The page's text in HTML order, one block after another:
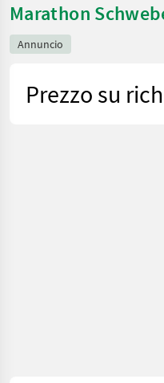
Marathon
Annuncio
Prezzo su